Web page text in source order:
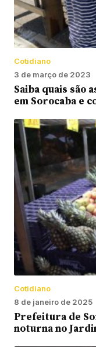
Cotidiano
3 de março de 2023
Saiba quais são
em Sorocaba e
Cotidiano
8 de janeiro de 2025
Prefeitura de
noturna no